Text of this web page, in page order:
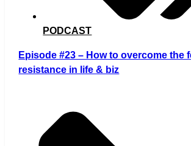
PODCAST
Episode #23 – How to overcome the
resistance in life & biz